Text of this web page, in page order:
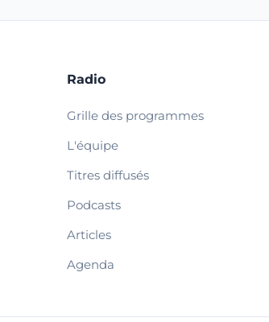
Radio
Grille des programmes
L'équipe
Titres diffusés
Podcasts
Articles
Agenda